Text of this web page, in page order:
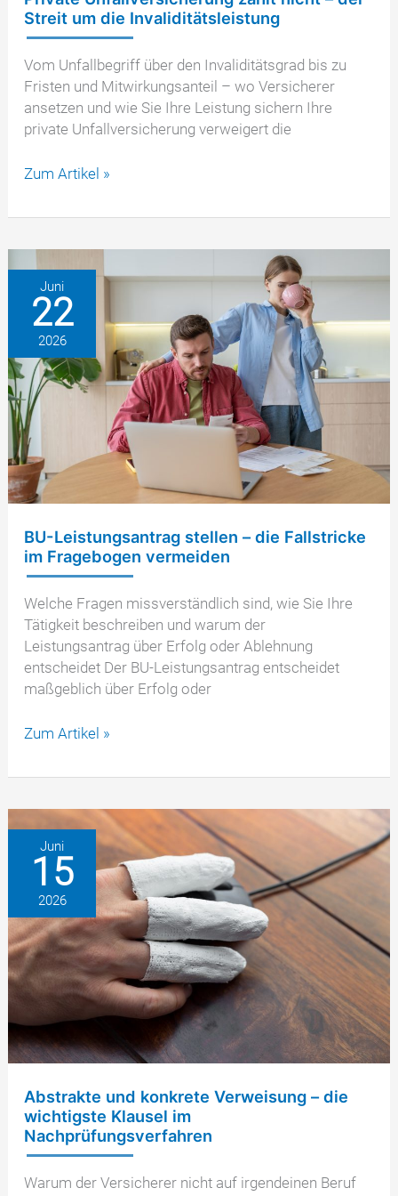
Streit um die Invaliditätsleistung
Vom Unfallbegriff über den Invaliditätsgrad bis zu
Fristen und Mitwirkungsanteil – wo Versicherer
ansetzen und wie Sie Ihre Leistung sichern Ihre
private Unfallversicherung verweigert die
Private
zahlt
Streit
um
die
Invaliditätsleistung
Zum Artikel »
Juni
22
2026
BU-Leistungsantrag stellen – die Fallstricke
im Fragebogen vermeiden
Welche Fragen missverständlich sind, wie Sie Ihre
Tätigkeit beschreiben und warum der
Leistungsantrag über Erfolg oder Ablehnung
entscheidet Der BU-Leistungsantrag entscheidet
maßgeblich über Erfolg oder
BU-
stellen
Fallstricke
im
Fragebogen
vermeiden
Zum Artikel »
Juni
15
2026
Abstrakte und konkrete Verweisung – die
wichtigste Klausel im
Nachprüfungsverfahren
Warum der Versicherer nicht auf irgendeinen Beruf